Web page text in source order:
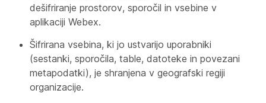
dešifriranje prostorov, sporočil in vsebine v
aplikaciji Webex.
Šifrirana vsebina, ki jo ustvarijo uporabniki
(sestanki, sporočila, table, datoteke in povezani
metapodatki), je shranjena v geografski regiji
organizacije.